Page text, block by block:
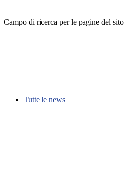
Campo di ricerca per le pagine del sito
Tutte le news